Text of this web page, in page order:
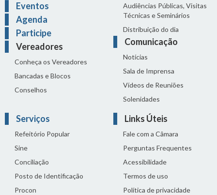
Eventos
Agenda
Participe
Vereadores
Conheça os Vereadores
Bancadas e Blocos
Conselhos
Audiências Públicas, Visitas
Técnicas e Seminários
Distribuição do dia
Comunicação
Notícias
Sala de Imprensa
Vídeos de Reuniões
Solenidades
Serviços
Refeitório Popular
Sine
Conciliação
Posto de Identificação
Procon
Links Úteis
Fale com a Câmara
Perguntas Frequentes
Acessibilidade
Termos de uso
Política de privacidade